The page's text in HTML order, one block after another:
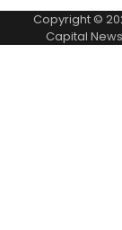
Copyright ©
Capital